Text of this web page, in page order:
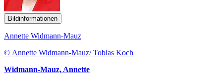
Bildinformationen
Annette Widmann-Mauz
© Annette Widmann-Mauz/ Tobias Koch
Widmann-Mauz, Annette